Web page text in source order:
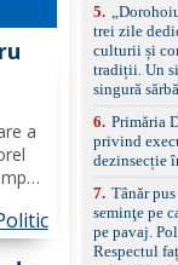
a
5.
trei zile
culturii și
tradiții. Un
singură
6. Primăria
privind
dezinsecție
7. Tânăr
seminţe pe
pe pavaj.
Respectul